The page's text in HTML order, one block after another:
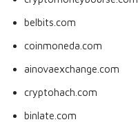
belbits.com
coinmoneda.com
ainovaexchange.com
cryptohach.com
binlate.com